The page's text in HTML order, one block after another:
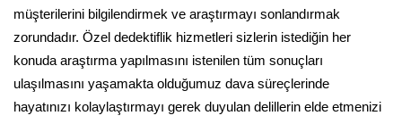
müşterilerini bilgilendirmek ve araştırmayı sonlandırmak
zorundadır. Özel dedektiflik hizmetleri sizlerin istediğin her
konuda araştırma yapılmasını istenilen tüm sonuçları
ulaşılmasını yaşamakta olduğumuz dava süreçlerinde
hayatınızı kolaylaştırmayı gerek duyulan delillerin elde etmenizi